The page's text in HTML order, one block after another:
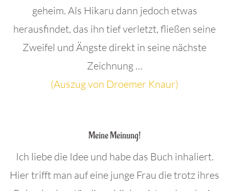
geheim. Als Hikaru dann jedoch etwas
herausfindet, das ihn tief verletzt, fließen seine
Zweifel und Ängste direkt in seine nächste
Zeichnung …
(Auszug von Droemer Knaur)
Meine Meinung!
Ich liebe die Idee und habe das Buch inhaliert.
Hier trifft man auf eine junge Frau die trotz ihres